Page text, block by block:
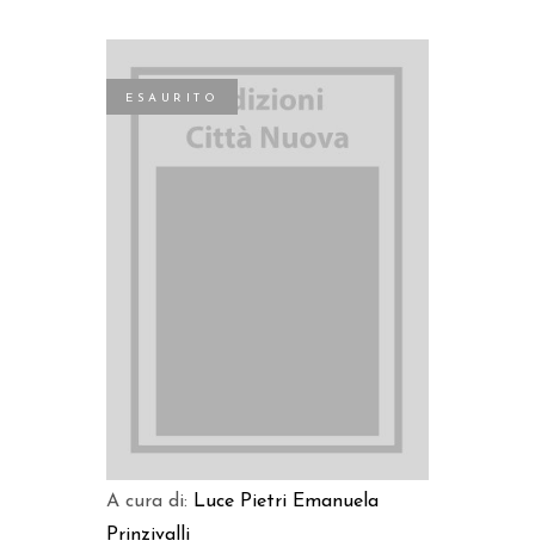
ESAURITO
A cura di: Luce Pietri Emanuela
Prinzivalli